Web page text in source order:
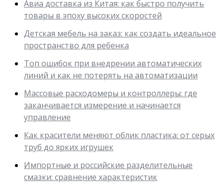
Авиа доставка из Китая: как быстро получить
товары в эпоху высоких скоростей
Детская мебель на заказ: как создать идеальное
пространство для ребенка
Топ ошибок при внедрении автоматических
линий и как не потерять на автоматизации
Массовые расходомеры и контроллеры: где
заканчивается измерение и начинается
управление
Как красители меняют облик пластика: от серых
труб до ярких игрушек
Импортные и российские разделительные
смазки: сравнение характеристик